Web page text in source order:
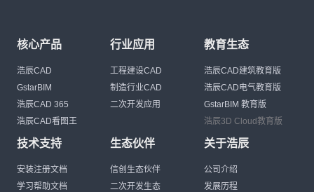
核心产品
浩辰CAD
GstarBIM
浩辰CAD 365
浩辰CAD看图王
行业应用
工程建设CAD
制造行业CAD
二次开发应用
教育生态
浩辰CAD建筑教育版
浩辰CAD电气教育版
GstarBIM 教育版
浩辰3D Cloud教育版
技术支持
安装注册文档
学习帮助文档
生态伙伴
信创生态伙伴
二次开发生态
关于浩辰
公司介绍
发展历程